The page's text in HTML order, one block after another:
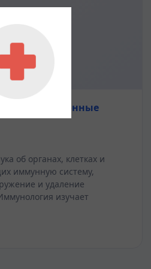
об органах, клетках и
иммунную систему,
и удаление
изучает